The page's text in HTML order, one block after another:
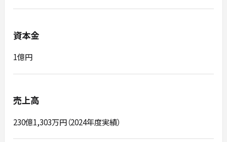
資本金
1億円
売上高
230億1,303万円（2024年度実績）